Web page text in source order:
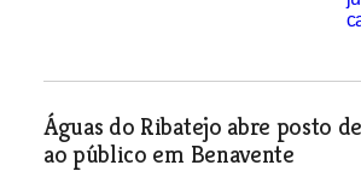
Águas do Ribatejo abre posto
ao público em Benavente